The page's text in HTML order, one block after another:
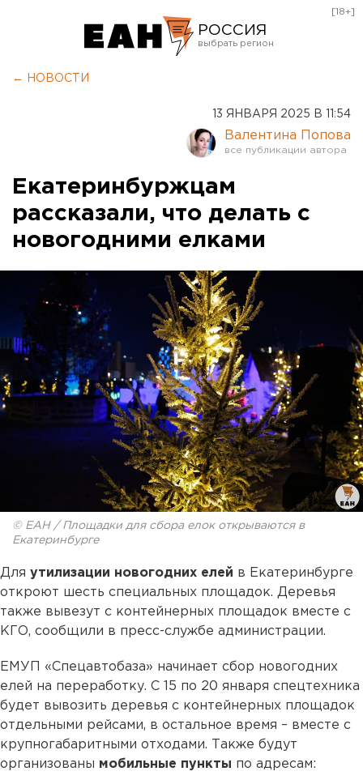
РОССИЯ
Курган
Оренбург
[18+]
← НОВОСТИ
13 ЯНВАРЯ 2025 В 11:54
Валентина Попова
Екатеринбуржцам
рассказали, что делать с
новогодними елками
© ЕАН / Площадки для сбора елок открываются в
Екатеринбурге
Для утилизации новогодних елей в Екатеринбурге
откроют шесть специальных площадок. Деревья
также вывезут с контейнерных площадок вместе с
КГО, сообщили в пресс-службе администрации.
ЕМУП «Спецавтобаза» начинает сбор новогодних
елей на переработку. С 15 по 20 января спецтехника
будет вывозить деревья с контейнерных площадок
отдельными рейсами, в остальное время – вместе с
крупногабаритными отходами. Также будут
организованы мобильные пункты по адресам: